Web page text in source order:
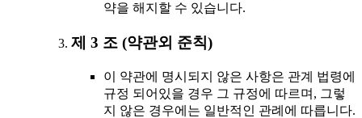
약을 해지할 수 있습니다.
제 3 조 (약관외 준칙)
이 약관에 명시되지 않은 사항은 관계 법령에
규정 되어있을 경우 그 규정에 따르며, 그렇
지 않은 경우에는 일반적인 관례에 따릅니다.